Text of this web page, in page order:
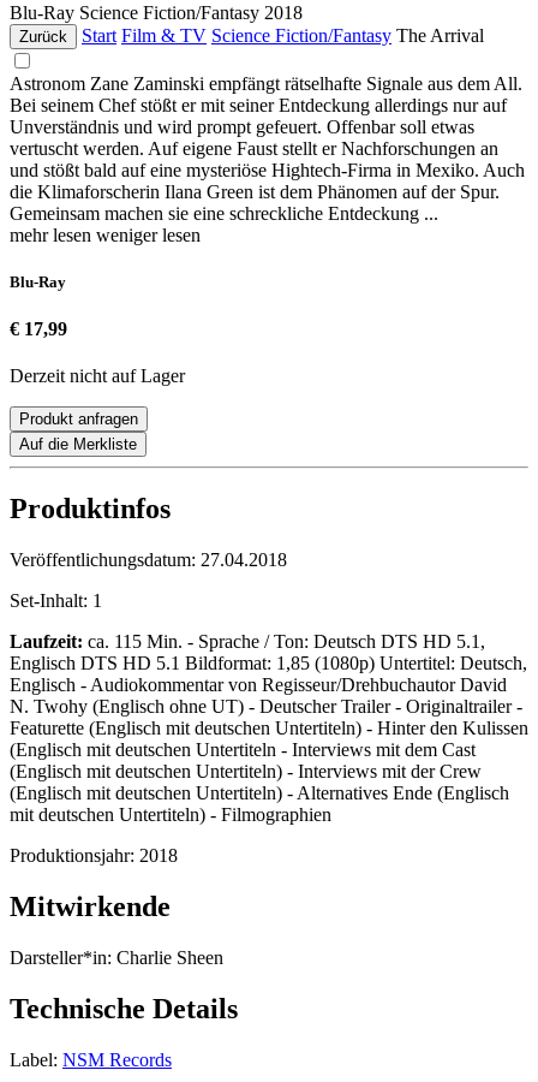
Blu-Ray Science Fiction/Fantasy 2018
Zurück Start Film & TV Science Fiction/Fantasy The Arrival
Astronom Zane Zaminski empfängt rätselhafte Signale aus dem All.
Bei seinem Chef stößt er mit seiner Entdeckung allerdings nur auf
Unverständnis und wird prompt gefeuert. Offenbar soll etwas
vertuscht werden. Auf eigene Faust stellt er Nachforschungen an
und stößt bald auf eine mysteriöse Hightech-Firma in Mexiko. Auch
die Klimaforscherin Ilana Green ist dem Phänomen auf der Spur.
Gemeinsam machen sie eine schreckliche Entdeckung ...
mehr lesen weniger lesen
Blu-Ray
€ 17,99
Derzeit nicht auf Lager
Produkt anfragen
Auf die Merkliste
Produktinfos
Veröffentlichungsdatum: 27.04.2018
Set-Inhalt: 1
Laufzeit: ca. 115 Min. - Sprache / Ton: Deutsch DTS HD 5.1,
Englisch DTS HD 5.1 Bildformat: 1,85 (1080p) Untertitel: Deutsch,
Englisch - Audiokommentar von Regisseur/Drehbuchautor David
N. Twohy (Englisch ohne UT) - Deutscher Trailer - Originaltrailer -
Featurette (Englisch mit deutschen Untertiteln) - Hinter den Kulissen
(Englisch mit deutschen Untertiteln - Interviews mit dem Cast
(Englisch mit deutschen Untertiteln) - Interviews mit der Crew
(Englisch mit deutschen Untertiteln) - Alternatives Ende (Englisch
mit deutschen Untertiteln) - Filmographien
Produktionsjahr: 2018
Mitwirkende
Darsteller*in: Charlie Sheen
Technische Details
Label: NSM Records